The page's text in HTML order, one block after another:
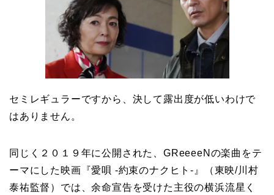
セミレギュラーですから、決して露出度が低いわけで
はありません。
同じく２０１９年に公開された、GReeeeNの楽曲をテ
ーマにした映画『愛唄 -約束のナクヒト-』（東映/川村
泰祐監督）では、余命宣告を受けた主役の横浜流星く